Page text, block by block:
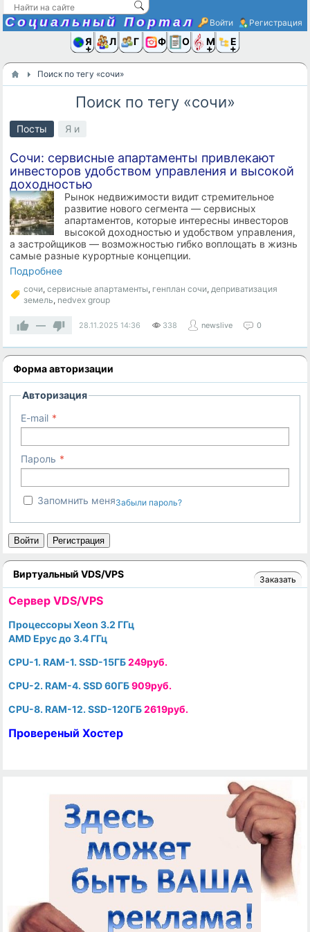
Социальный Портал Войти Регистрация
Я иЛюди
Группы
Фото Ещё
Поиск по тегу «сочи»
Поиск по тегу «сочи»
Посты Я и
Сочи: сервисные апартаменты привлекают
инвесторов удобством управления и высокой
доходностью
Рынок недвижимости видит стремительное
развитие нового сегмента — сервисных
апартаментов, которые интересны инвесторов
высокой доходностью и удобством управления,
а застройщиков — возможностью гибко воплощать в жизнь
самые разные курортные концепции.
Подробнее
сочи,сервисные апартаменты, генплан сочи,деприватизация
земель, nedvex group
— 28.11.2025 14:36 338 newslive 0
Форма авторизации
Авторизация
E-mail
Пароль
Запомнить меняЗабыли пароль?
Войти Регистрация
Виртуальный VDS/VPS Заказать
Cервер VDS/VPS
Процессоры Xeon 3.2 ГГц
AMD Epyc до 3.4 ГГц
CPU-1. RAM-1. SSD-15ГБ249руб.
CPU-2. RAM-4. SSD 60ГБ909руб.
CPU-8. RAM-12. SSD-120ГБ2619руб.
Провереный Хостер